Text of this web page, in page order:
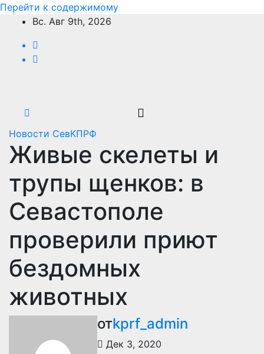
Перейти к содержимому
Вс. Авг 9th, 2026
Новости СевКПРФ
Живые скелеты и
трупы щенков: в
Севастополе
проверили приют
бездомных
животных
отkprf_admin
Дек 3, 2020